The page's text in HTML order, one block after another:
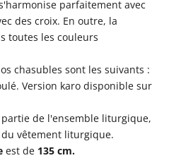
parfaitement avec
des croix. En outre, la
toutes les couleurs
chasubles sont les suivants :
Version karo disponible sur
de l'ensemble liturgique,
vêtement liturgique.
est de 135 cm.